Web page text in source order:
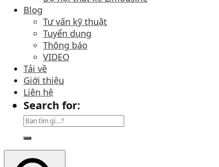
Blog
Tư vấn kỹ thuật
Tuyển dụng
Thông báo
VIDEO
Tải về
Giới thiệu
Liên hệ
Search for: